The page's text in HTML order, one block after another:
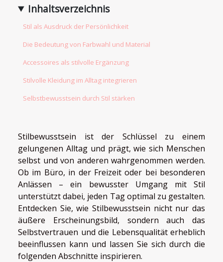
Inhaltsverzeichnis
Stil als Ausdruck der Persönlichkeit
Die Bedeutung von Farbwahl und Material
Accessoires als stilvolle Ergänzung
Stilvolle Kleidung im Alltag integrieren
Selbstbewusstsein durch Stil stärken
Stilbewusstsein ist der Schlüssel zu einem
gelungenen Alltag und prägt, wie sich Menschen
selbst und von anderen wahrgenommen werden.
Ob im Büro, in der Freizeit oder bei besonderen
Anlässen – ein bewusster Umgang mit Stil
unterstützt dabei, jeden Tag optimal zu gestalten.
Entdecken Sie, wie Stilbewusstsein nicht nur das
äußere Erscheinungsbild, sondern auch das
Selbstvertrauen und die Lebensqualität erheblich
beeinflussen kann und lassen Sie sich durch die
folgenden Abschnitte inspirieren.